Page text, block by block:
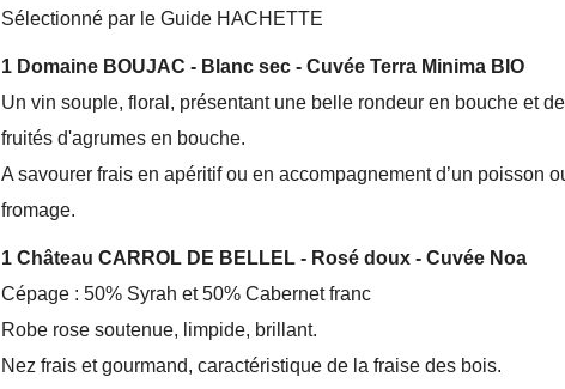
Sélectionné par le Guide HACHETTE
1 Domaine BOUJAC - Blanc sec - Cuvée Terra Minima BIO
Un vin souple, floral, présentant une belle rondeur en bouche et
fruités d'agrumes en bouche.
A savourer frais en apéritif ou en accompagnement d’un poisson
fromage.
1 Château CARROL DE BELLEL - Rosé doux - Cuvée Noa
Cépage : 50% Syrah et 50% Cabernet franc
Robe rose soutenue, limpide, brillant.
Nez frais et gourmand, caractéristique de la fraise des bois.